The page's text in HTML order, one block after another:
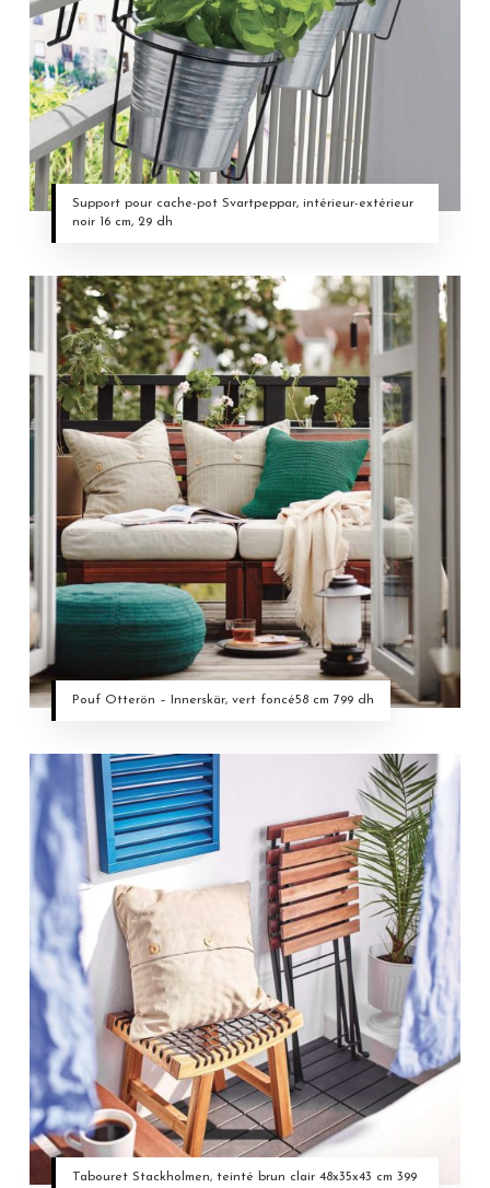
Support pour cache-pot Svartpeppar, intérieur-extérieur
noir 16 cm, 29 dh
Pouf Otterön – Innerskär, vert foncé58 cm 799 dh
Tabouret Stackholmen, teinté brun clair 48x35x43 cm 399